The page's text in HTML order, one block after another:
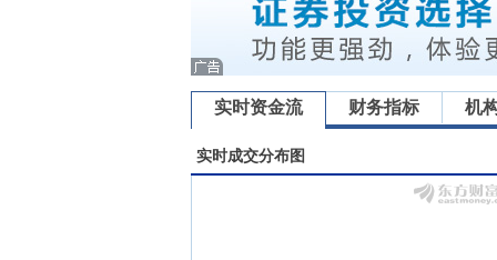
实时资金流 财务指标 机
实时成交分布图